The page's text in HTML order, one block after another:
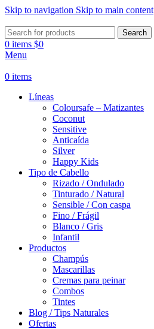
Skip to navigation Skip to main content
Search
0 items $0
Menu
0 items
Líneas
Coloursafe – Matizantes
Coconut
Sensitive
Anticaída
Silver
Happy Kids
Tipo de Cabello
Rizado / Ondulado
Tinturado / Natural
Sensible / Con caspa
Fino / Frágil
Blanco / Gris
Infantil
Productos
Champús
Mascarillas
Cremas para peinar
Combos
Tintes
Blog / Tips Naturales
Ofertas